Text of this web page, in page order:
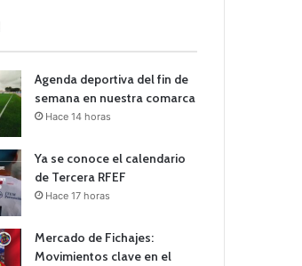
Agenda deportiva del fin de
semana en nuestra comarca
Hace 14 horas
Ya se conoce el calendario
de Tercera RFEF
Hace 17 horas
Mercado de Fichajes:
Movimientos clave en el